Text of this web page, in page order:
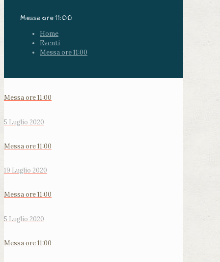
Messa ore 11:00
Home
Eventi
Messa ore 11:00
Messa ore 11:00
5 Luglio 2020
Messa ore 11:00
19 Luglio 2020
Messa ore 11:00
5 Luglio 2020
Messa ore 11:00